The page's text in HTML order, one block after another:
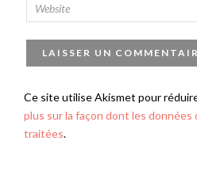
Ce site utilise Akismet pour
plus sur la façon dont les
traitées.